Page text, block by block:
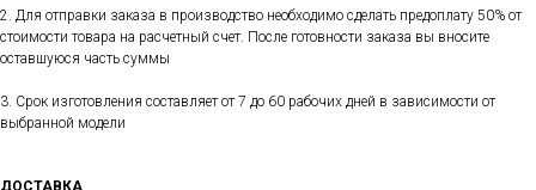
2. Для отправки заказа в производство необходимо сделать предоплату 50% от
стоимости товара на расчетный счет. После готовности заказа вы вносите
оставшуюся часть суммы
3. Срок изготовления составляет от 7 до 60 рабочих дней в зависимости от
выбранной модели